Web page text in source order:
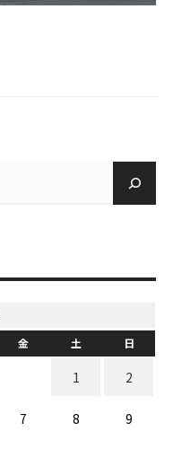
金 土 日
1 2
7 8 9